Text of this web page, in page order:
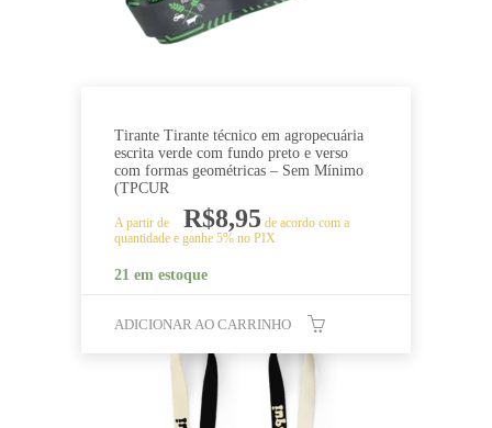
Tirante Tirante técnico em agropecuária
escrita verde com fundo preto e verso
com formas geométricas – Sem Mínimo
(TPCUR
A partir de R$8,95 de acordo com a
quantidade e ganhe 5% no PIX
21 em estoque
ADICIONAR AO CARRINHO